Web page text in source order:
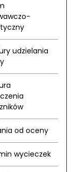
udzielania
od oceny
wycieczek